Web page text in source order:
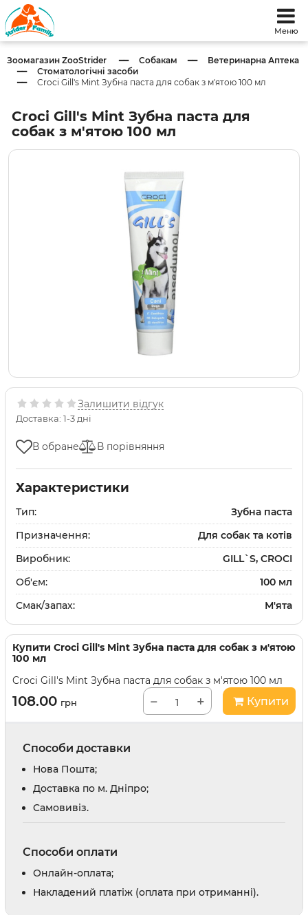
Меню
Зоомагазин ZooStrider Собакам
Ветеринарна Аптека
Стоматологічні засоби
Croci Gill's Mint Зубна паста для собак з м'ятою 100 мл
Croci Gill's Mint Зубна паста для
собак з м'ятою 100 мл
Залишити відгук
Доставка: 1-3 дні
В обране В порівняння
Характеристики
Тип:
Зубна паста
Призначення:
Для собак та котів
Виробник:
GILL`S, CROCI
Об'єм:
100 мл
Смак/запах:
М'ята
Купити Croci Gill's Mint Зубна паста для собак з м'ятою
100 мл
Croci Gill's Mint Зубна паста для собак з м'ятою 100 мл
108.00 грн − + Купити
Способи доставки
Нова Пошта;
Доставка по м. Дніпро;
Cамовивіз.
Способи оплати
Онлайн-оплата;
Накладений платіж (оплата при отриманні).